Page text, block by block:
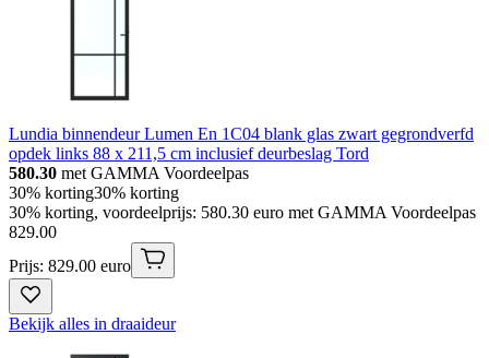
Lundia binnendeur Lumen En 1C04 blank glas zwart gegrondverfd
opdek links 88 x 211,5 cm inclusief deurbeslag Tord
580.30 met GAMMA Voordeelpas
30% korting30% korting
30% korting, voordeelprijs: 580.30 euro met GAMMA Voordeelpas
829.00
Prijs: 829.00 euro
Bekijk alles in draaideur